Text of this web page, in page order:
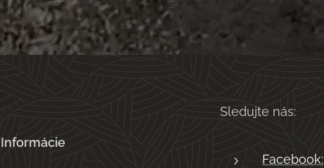
Informácie
Sledujte nás:
Facebook: